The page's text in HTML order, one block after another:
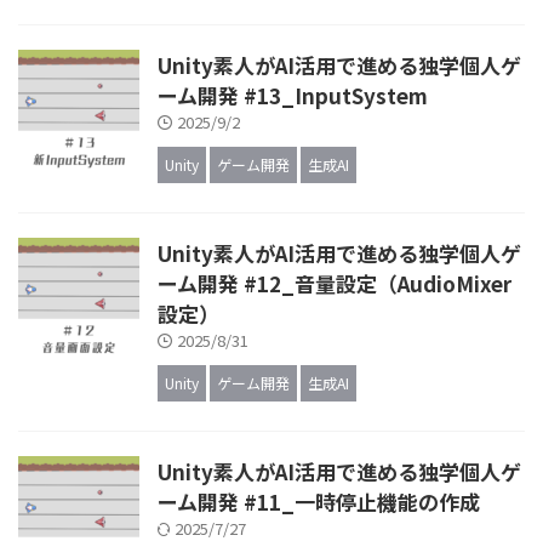
Unity素人がAI活用で進める独学個人ゲ
ーム開発 #13_InputSystem
2025/9/2
Unity ゲーム開発 生成AI
Unity素人がAI活用で進める独学個人ゲ
ーム開発 #12_音量設定（AudioMixer
設定）
2025/8/31
Unity ゲーム開発 生成AI
Unity素人がAI活用で進める独学個人ゲ
ーム開発 #11_一時停止機能の作成
2025/7/27